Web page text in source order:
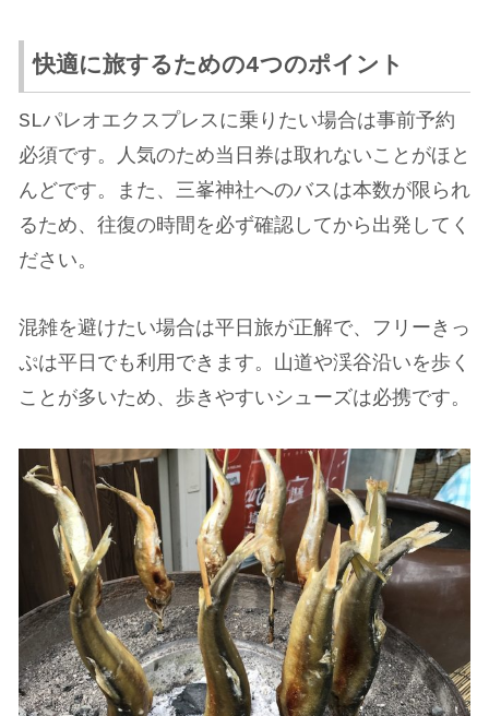
快適に旅するための4つのポイント
SLパレオエクスプレスに乗りたい場合は事前予約
必須です。人気のため当日券は取れないことがほと
んどです。また、三峯神社へのバスは本数が限られ
るため、往復の時間を必ず確認してから出発してく
ださい。
混雑を避けたい場合は平日旅が正解で、フリーきっ
ぷは平日でも利用できます。山道や渓谷沿いを歩く
ことが多いため、歩きやすいシューズは必携です。